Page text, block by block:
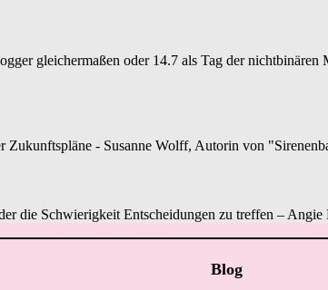
gleichermaßen oder 14.7 als Tag der
- Susanne Wolff, Autorin von
die Schwierigkeit Entscheidungen zu treffen –
Blog